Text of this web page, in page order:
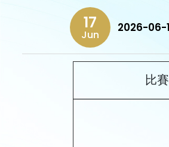
17
Jun
2026-06-
比